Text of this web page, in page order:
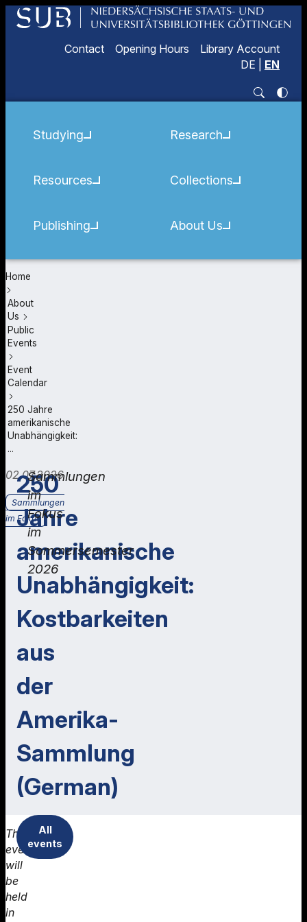
Contact Opening Hours
Library Account
DE
EN
Studying
Resources
Publishing
Research
Collections
About Us
Home
About
Us
Public
Events
Event
Calendar
250 Jahre
amerikanische
Unabhängigkeit:
...
02.07.2026
Sammlungen
im Fokus
250
Jahre
amerikanische
Unabhängigkeit:
Kostbarkeiten
aus
der
Amerika-
Sammlung
(German)
Sammlungen
im
Fokus
im
Sommersemester
2026
This
event
will
be
held
in
All
events